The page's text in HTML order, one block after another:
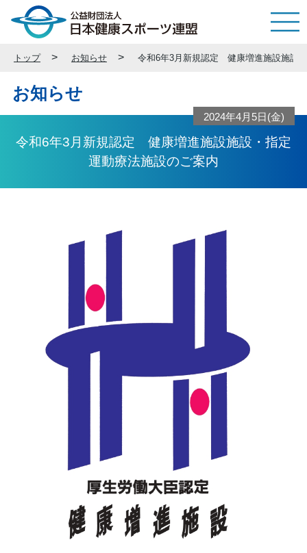
トップ お知らせ 令和6年3月新規認定 健康増進施設施設
お知らせ
令和6年3月新規認定 健康増進施設施設・指定
運動療法施設のご案内
2024年4月5日(金)